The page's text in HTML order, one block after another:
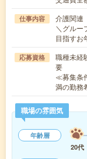
仕事内容
介護関連
＼グルー
目指すお
応募資格
職種未経
要
≪募集条
満の勤務
職場の雰囲気
年齢層
20代